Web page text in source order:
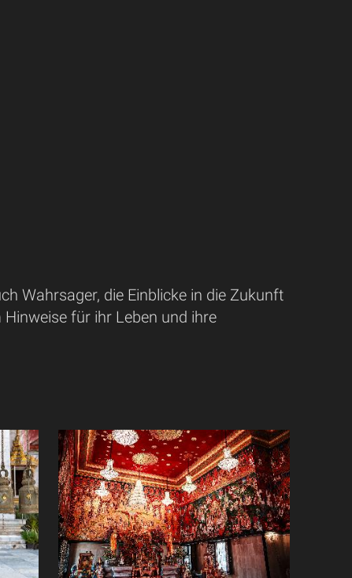
Wahrsager, die Einblicke in die Zukunft
für ihr Leben und ihre